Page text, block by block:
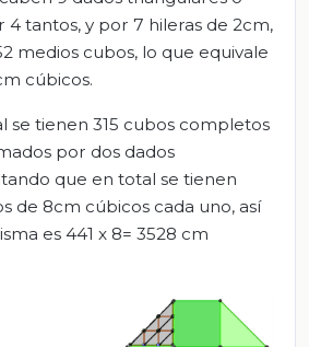
4 tantos, y por 7 hileras de 2cm,
medios cubos, lo que equivale
cúbicos.
se tienen 315 cubos completos
por dos dados
que en total se tienen
de 8cm cúbicos cada uno, así
es 441 x 8= 3528 cm